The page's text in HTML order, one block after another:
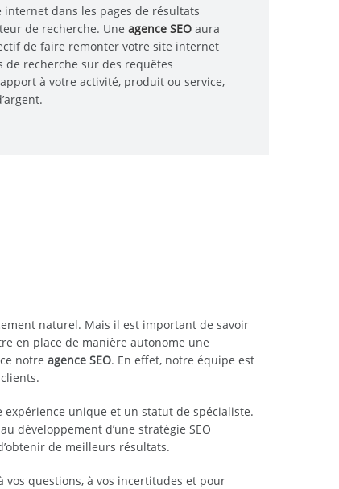
internet dans les pages de résultats
de recherche. Une agence SEO aura
de faire remonter votre site internet
de recherche sur des requêtes
à votre activité, produit ou service,
naturel. Mais il est important de savoir
en place de manière autonome une
notre agence SEO. En effet, notre équipe est
unique et un statut de spécialiste.
développement d’une stratégie SEO
de meilleurs résultats.
questions, à vos incertitudes et pour